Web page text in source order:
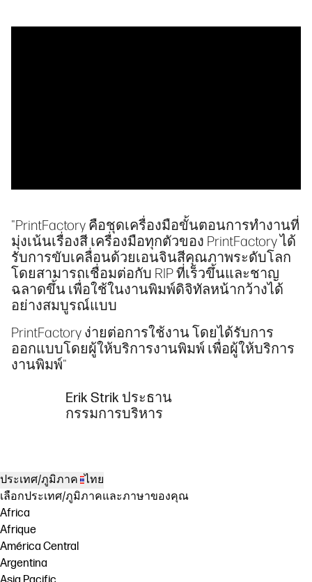
"PrintFactory คือชุดเครื่องมือขั้นตอนการทำงานที่
มุ่งเน้นเรื่องสี เครื่องมือทุกตัวของ PrintFactory ได้
รับการขับเคลื่อนด้วยเอนจินสีคุณภาพระดับโลก
โดยสามารถเชื่อมต่อกับ RIP ที่เร็วขึ้นและชาญ
ฉลาดขึ้น เพื่อใช้ในงานพิมพ์ดิจิทัลหน้ากว้างได้
อย่างสมบูรณ์แบบ
PrintFactory ง่ายต่อการใช้งาน โดยได้รับการ
ออกแบบโดยผู้ให้บริการงานพิมพ์ เพื่อผู้ให้บริการ
งานพิมพ์"
Erik Strik ประธาน
กรรมการบริหาร
ประเทศ/ภูมิภาค ไทย
เลือกประเทศ/ภูมิภาคและภาษาของคุณ
Africa
Afrique
América Central
Argentina